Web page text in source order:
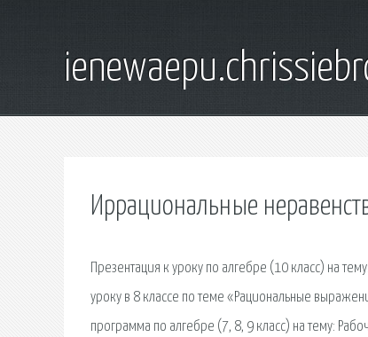
Иррациональные
Презентация к уроку по алгебре (10 класс) на
уроку в 8 классе по теме «Рациональные
программа по алгебре (7, 8, 9 класс) на тему: